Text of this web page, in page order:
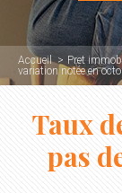
Accueil Pret
variation notée en
Taux
pas